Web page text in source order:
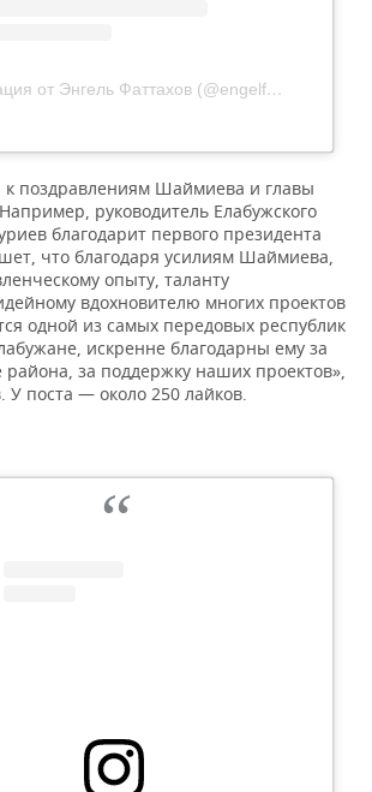
Публикация от Энгель Фаттахов (@engelfattakhov)
к поздравлениям Шаймиева и главы
руководитель Елабужского
благодарит первого президента
что благодаря усилиям Шаймиева,
опыту, таланту
вдохновителю многих проектов
одной из самых передовых республик
искренне благодарны ему за
района, за поддержку наших проектов»,
поста — около 250 лайков.